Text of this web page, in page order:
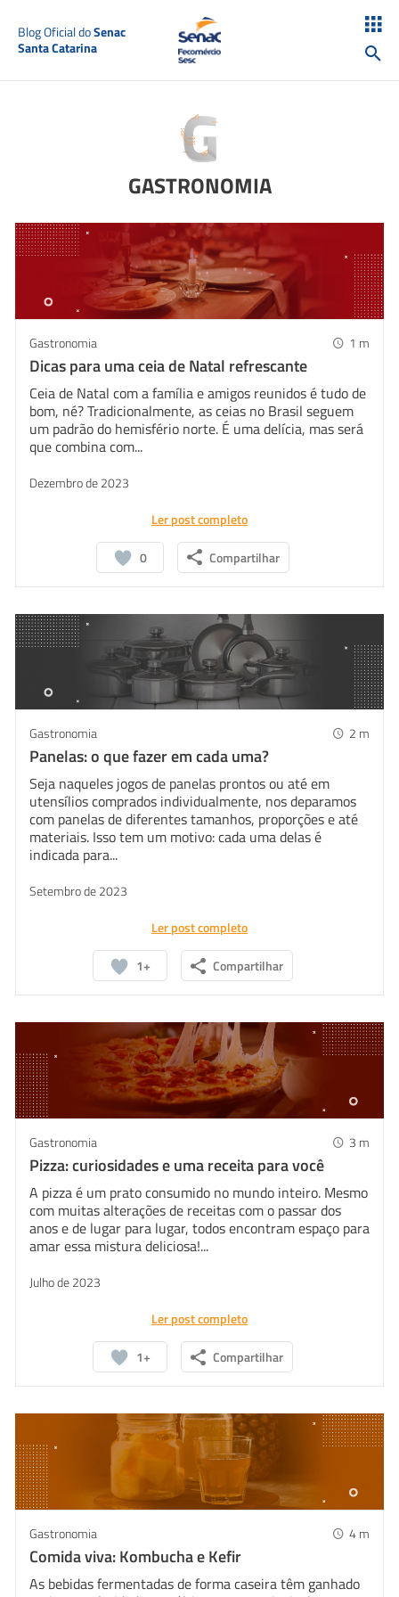
Blog Oficial doSenac
Santa Catarina
GASTRONOMIA
Gastronomia 1 m
Dicas para uma ceia de Natal refrescante
Ceia de Natal com a família e amigos reunidos é tudo de
bom, né? Tradicionalmente, as ceias no Brasil seguem
um padrão do hemisfério norte. É uma delícia, mas será
que combina com...
Dezembro de 2023
0 Compartilhar
Ler post completo
Gastronomia 2 m
Panelas: o que fazer em cada uma?
Seja naqueles jogos de panelas prontos ou até em
utensílios comprados individualmente, nos deparamos
com panelas de diferentes tamanhos, proporções e até
materiais. Isso tem um motivo: cada uma delas é
indicada para...
Setembro de 2023
1+ Compartilhar
Ler post completo
Gastronomia 3 m
Pizza: curiosidades e uma receita para você
A pizza é um prato consumido no mundo inteiro. Mesmo
com muitas alterações de receitas com o passar dos
anos e de lugar para lugar, todos encontram espaço para
amar essa mistura deliciosa!...
Julho de 2023
1+ Compartilhar
Ler post completo
Gastronomia 4m
Comida viva: Kombucha e Kefir
As bebidas fermentadas de forma caseira têm ganhado